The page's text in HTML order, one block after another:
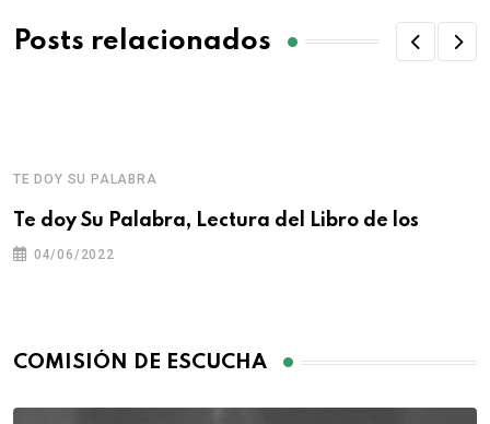
Posts relacionados
TE DOY SU PALABRA
Te doy Su Palabra, Lectura del Libro de los
04/06/2022
COMISIÓN DE ESCUCHA